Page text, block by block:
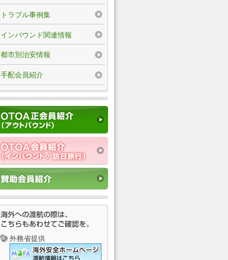
トラブル事例集
インバウンド関連情報
都市別治安情報
手配会員紹介
外務省提供